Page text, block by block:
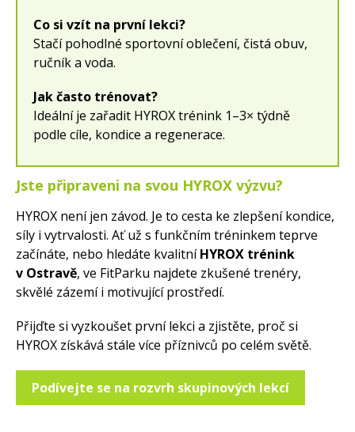
Co si vzít na první lekci?
Stačí pohodlné sportovní oblečení, čistá obuv,
ručník a voda.
Jak často trénovat?
Ideální je zařadit HYROX trénink 1–3× týdně
podle cíle, kondice a regenerace.
Jste připraveni na svou HYROX výzvu?
HYROX není jen závod. Je to cesta ke zlepšení kondice,
síly i vytrvalosti. Ať už s funkčním tréninkem teprve
začínáte, nebo hledáte kvalitníHYROX trénink
v Ostravě, ve FitParku najdete zkušené trenéry,
skvělé zázemí i motivující prostředí.
Přijďte si vyzkoušet první lekci a zjistěte, proč si
HYROX získává stále více příznivců po celém světě.
Podívejte se na rozvrh skupinových lekcí